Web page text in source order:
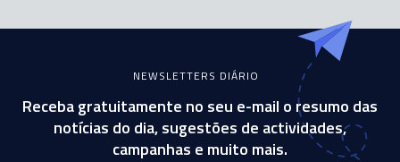
NEWSLETTERS DIÁRIO
Receba gratuitamente no seu e-mail o resumo das
notícias do dia, sugestões de actividades,
campanhas e muito mais.